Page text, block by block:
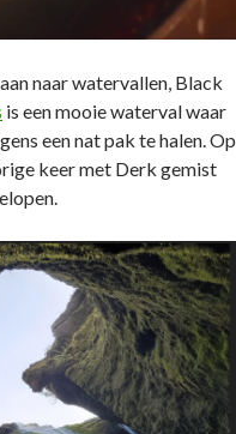
naar watervallen, Black
is een mooie waterval waar
een nat pak te halen. Op
keer met Derk gemist